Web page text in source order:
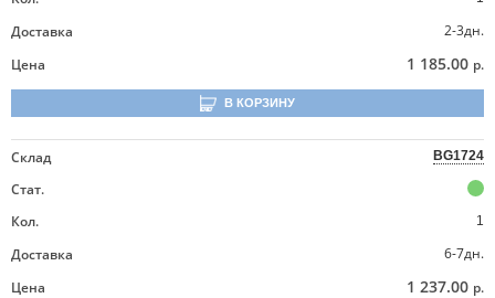
Доставка
2-3дн.
Цена
1 185.00 р.
В КОРЗИНУ
Склад BG1724
Стат.
Кол.
1
Доставка
6-7дн.
Цена
1 237.00 р.